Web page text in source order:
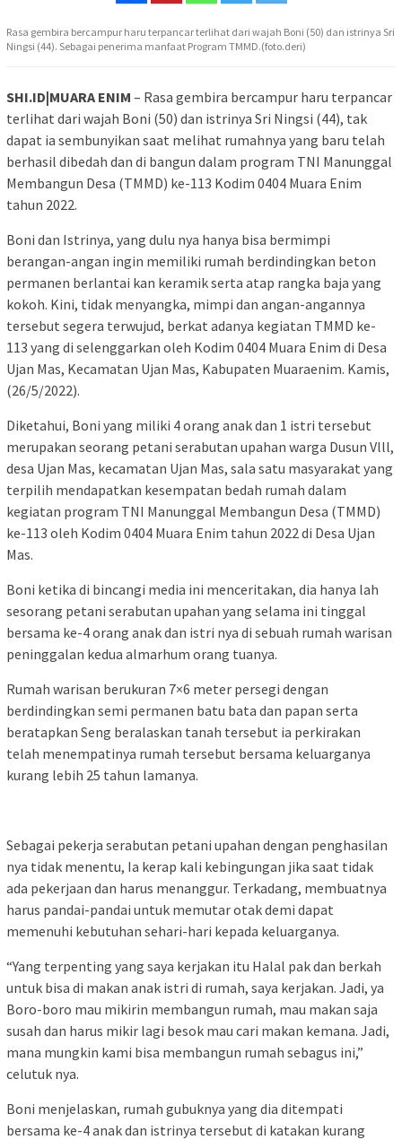
Rasa gembira bercampur haru terpancar terlihat dari wajah Boni (50) dan istrinya Sri
Ningsi (44). Sebagai penerima manfaat Program TMMD.(foto.deri)
SHI.ID|MUARA ENIM – Rasa gembira bercampur haru terpancar
terlihat dari wajah Boni (50) dan istrinya Sri Ningsi (44), tak
dapat ia sembunyikan saat melihat rumahnya yang baru telah
berhasil dibedah dan di bangun dalam program TNI Manunggal
Membangun Desa (TMMD) ke-113 Kodim 0404 Muara Enim
tahun 2022.
Boni dan Istrinya, yang dulu nya hanya bisa bermimpi
berangan-angan ingin memiliki rumah berdindingkan beton
permanen berlantai kan keramik serta atap rangka baja yang
kokoh. Kini, tidak menyangka, mimpi dan angan-angannya
tersebut segera terwujud, berkat adanya kegiatan TMMD ke-
113 yang di selenggarkan oleh Kodim 0404 Muara Enim di Desa
Ujan Mas, Kecamatan Ujan Mas, Kabupaten Muaraenim. Kamis,
(26/5/2022).
Diketahui, Boni yang miliki 4 orang anak dan 1 istri tersebut
merupakan seorang petani serabutan upahan warga Dusun Vlll,
desa Ujan Mas, kecamatan Ujan Mas, sala satu masyarakat yang
terpilih mendapatkan kesempatan bedah rumah dalam
kegiatan program TNI Manunggal Membangun Desa (TMMD)
ke-113 oleh Kodim 0404 Muara Enim tahun 2022 di Desa Ujan
Mas.
Boni ketika di bincangi media ini menceritakan, dia hanya lah
sesorang petani serabutan upahan yang selama ini tinggal
bersama ke-4 orang anak dan istri nya di sebuah rumah warisan
peninggalan kedua almarhum orang tuanya.
Rumah warisan berukuran 7×6 meter persegi dengan
berdindingkan semi permanen batu bata dan papan serta
beratapkan Seng beralaskan tanah tersebut ia perkirakan
telah menempatinya rumah tersebut bersama keluarganya
kurang lebih 25 tahun lamanya.
Sebagai pekerja serabutan petani upahan dengan penghasilan
nya tidak menentu, Ia kerap kali kebingungan jika saat tidak
ada pekerjaan dan harus menanggur. Terkadang, membuatnya
harus pandai-pandai untuk memutar otak demi dapat
memenuhi kebutuhan sehari-hari kepada keluarganya.
“Yang terpenting yang saya kerjakan itu Halal pak dan berkah
untuk bisa di makan anak istri di rumah, saya kerjakan. Jadi, ya
Boro-boro mau mikirin membangun rumah, mau makan saja
susah dan harus mikir lagi besok mau cari makan kemana. Jadi,
mana mungkin kami bisa membangun rumah sebagus ini,”
celutuk nya.
Boni menjelaskan, rumah gubuknya yang dia ditempati
bersama ke-4 anak dan istrinya tersebut di katakan kurang